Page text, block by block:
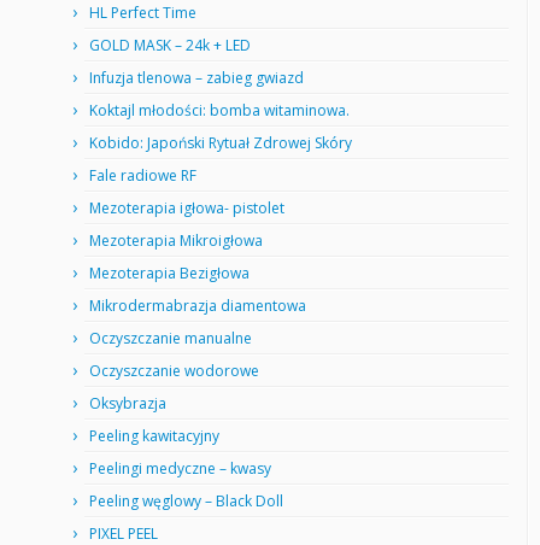
HL Perfect Time
GOLD MASK – 24k + LED
Infuzja tlenowa – zabieg gwiazd
Koktajl młodości: bomba witaminowa.
Kobido: Japoński Rytuał Zdrowej Skóry
Fale radiowe RF
Mezoterapia igłowa- pistolet
Mezoterapia Mikroigłowa
Mezoterapia Bezigłowa
Mikrodermabrazja diamentowa
Oczyszczanie manualne
Oczyszczanie wodorowe
Oksybrazja
Peeling kawitacyjny
Peelingi medyczne – kwasy
Peeling węglowy – Black Doll
PIXEL PEEL